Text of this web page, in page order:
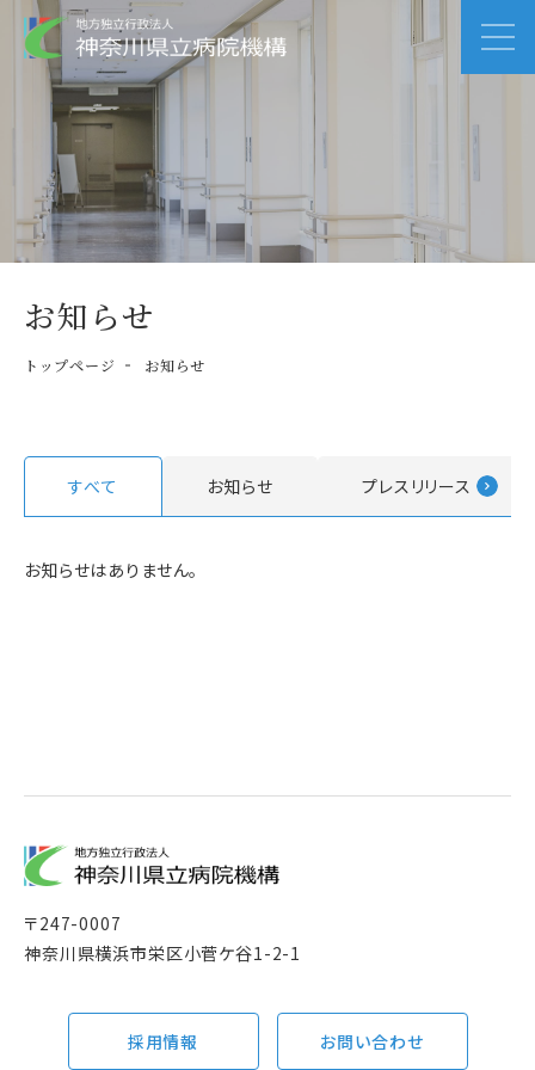
お知らせ
トップページ お知らせ
すべて お知らせ プレスリリース
お知らせはありません。
〒247-0007
神奈川県横浜市栄区小菅ケ谷1-2-1
採用情報 お問い合わせ